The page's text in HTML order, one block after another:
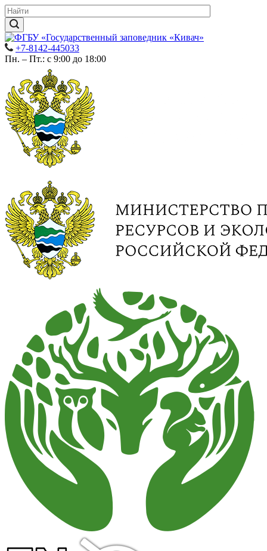
+7-8142-445033
Пн. – Пт.: с 9:00 до 18:00